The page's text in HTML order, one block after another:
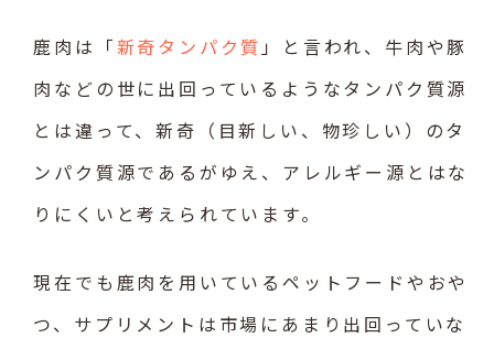
鹿肉は「 新奇タンパク質 」と言われ、牛肉や豚
肉などの世に出回っているようなタンパク質源
とは違って、新奇（目新しい、物珍しい）のタ
ンパク質源であるがゆえ、アレルギー源とはな
りにくいと考えられています。
現在でも鹿肉を用いているペットフードやおや
つ、サプリメントは市場にあまり出回っていな